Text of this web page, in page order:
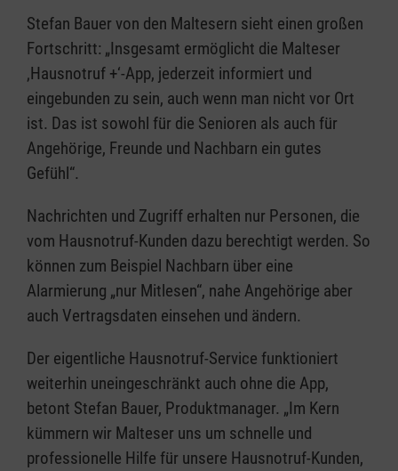
Stefan Bauer von den Maltesern sieht einen großen
Fortschritt: „Insgesamt ermöglicht die Malteser
‚Hausnotruf +‘-App, jederzeit informiert und
eingebunden zu sein, auch wenn man nicht vor Ort
ist. Das ist sowohl für die Senioren als auch für
Angehörige, Freunde und Nachbarn ein gutes
Gefühl“.
Nachrichten und Zugriff erhalten nur Personen, die
vom Hausnotruf-Kunden dazu berechtigt werden. So
können zum Beispiel Nachbarn über eine
Alarmierung „nur Mitlesen“, nahe Angehörige aber
auch Vertragsdaten einsehen und ändern.
Der eigentliche Hausnotruf-Service funktioniert
weiterhin uneingeschränkt auch ohne die App,
betont Stefan Bauer, Produktmanager. „Im Kern
kümmern wir Malteser uns um schnelle und
professionelle Hilfe für unsere Hausnotruf-Kunden,